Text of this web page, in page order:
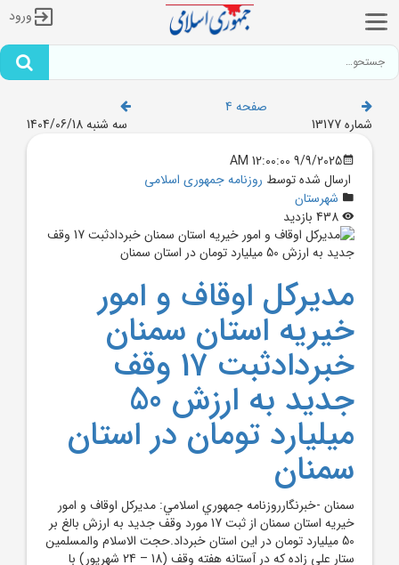
ورود
صفحه 4
شماره 13177
سه شنبه 1404/06/18
9/9/2025 12:00:00 AM
ارسال شده توسط روزنامه جمهوری اسلامی
شهرستان
مديرکل اوقاف و امور
خيريه استان سمنان
خبردادثبت 17 وقف
جديد به ارزش 50
ميليارد تومان در استان
سمنان
سمنان -خبرنگارروزنامه جمهوري اسلامي: مديرکل اوقاف و امور
خيريه استان سمنان از ثبت 17 مورد وقف جديد به ارزش بالغ بر
50 ميليارد تومان در اين استان خبرداد.حجت الاسلام والمسلمين
ستار علي زاده که در آستانه هفته وقف (18 – 24 شهريور) با